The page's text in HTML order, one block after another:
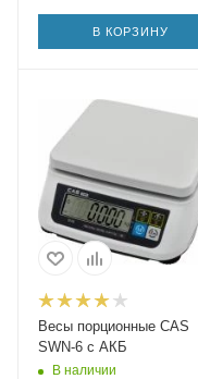
В КОРЗИНУ
Весы порционные CAS
SWN-6 с АКБ
В наличии